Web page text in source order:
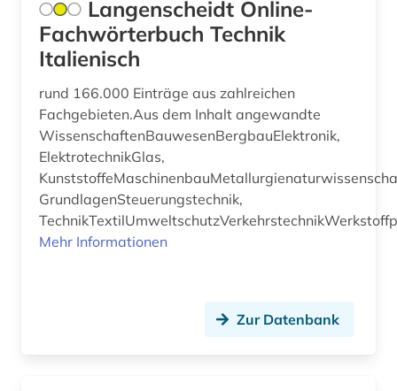
künste (1)
labor (1)
landwirtschaft (2)
lexikon (1)
Langenscheidt Online-
Fachwörterbuch Technik
Italienisch
rund 166.000 Einträge aus zahlreichen
Fachgebieten.Aus dem Inhalt angewandte
WissenschaftenBauwesenBergbauElektronik,
ElektrotechnikGlas,
GrundlagenSteuerungstechnik,
Mehr Informationen
Zur Datenbank